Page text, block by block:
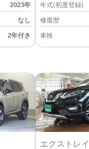
2023年
なし
2年付き
年式(初度登録)
修復歴
車検
エクストレ